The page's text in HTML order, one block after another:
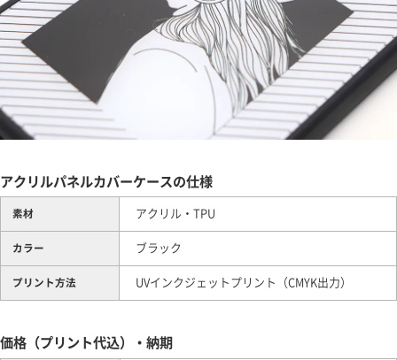
アクリルパネルカバーケースの仕様
素材 アクリル・TPU
カラー ブラック
プリント方法 UVインクジェットプリント（CMYK出力）
価格（プリント代込）・納期